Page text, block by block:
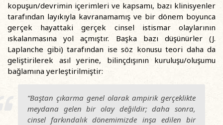
kopuşun/devrimin içerimleri ve kapsamı, bazı klinisyenler
tarafından layıkıyla kavranamamış ve bir dönem boyunca
gerçek hayattaki gerçek cinsel istismar olaylarının
ıskalanmasına yol açmıştır. Başka bazı düşünürler (J.
Laplanche gibi) tarafından ise söz konusu teori daha da
geliştirilerek asıl yerine, bilinçdışının kuruluşu/oluşumu
bağlamına yerleştirilmiştir:
“Baştan çıkarma genel olarak ampirik gerçeklikte
meydana gelen bir olay değildir; daha sonra,
cinsel farkındalık dönemimizde inşa edilen bir